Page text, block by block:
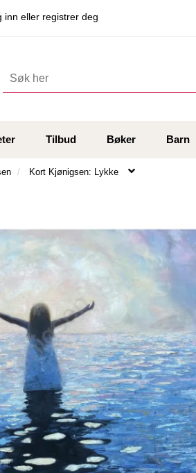
inn eller registrer deg
Tilbud Bøker Barn
Kort Kjønigsen: Lykke